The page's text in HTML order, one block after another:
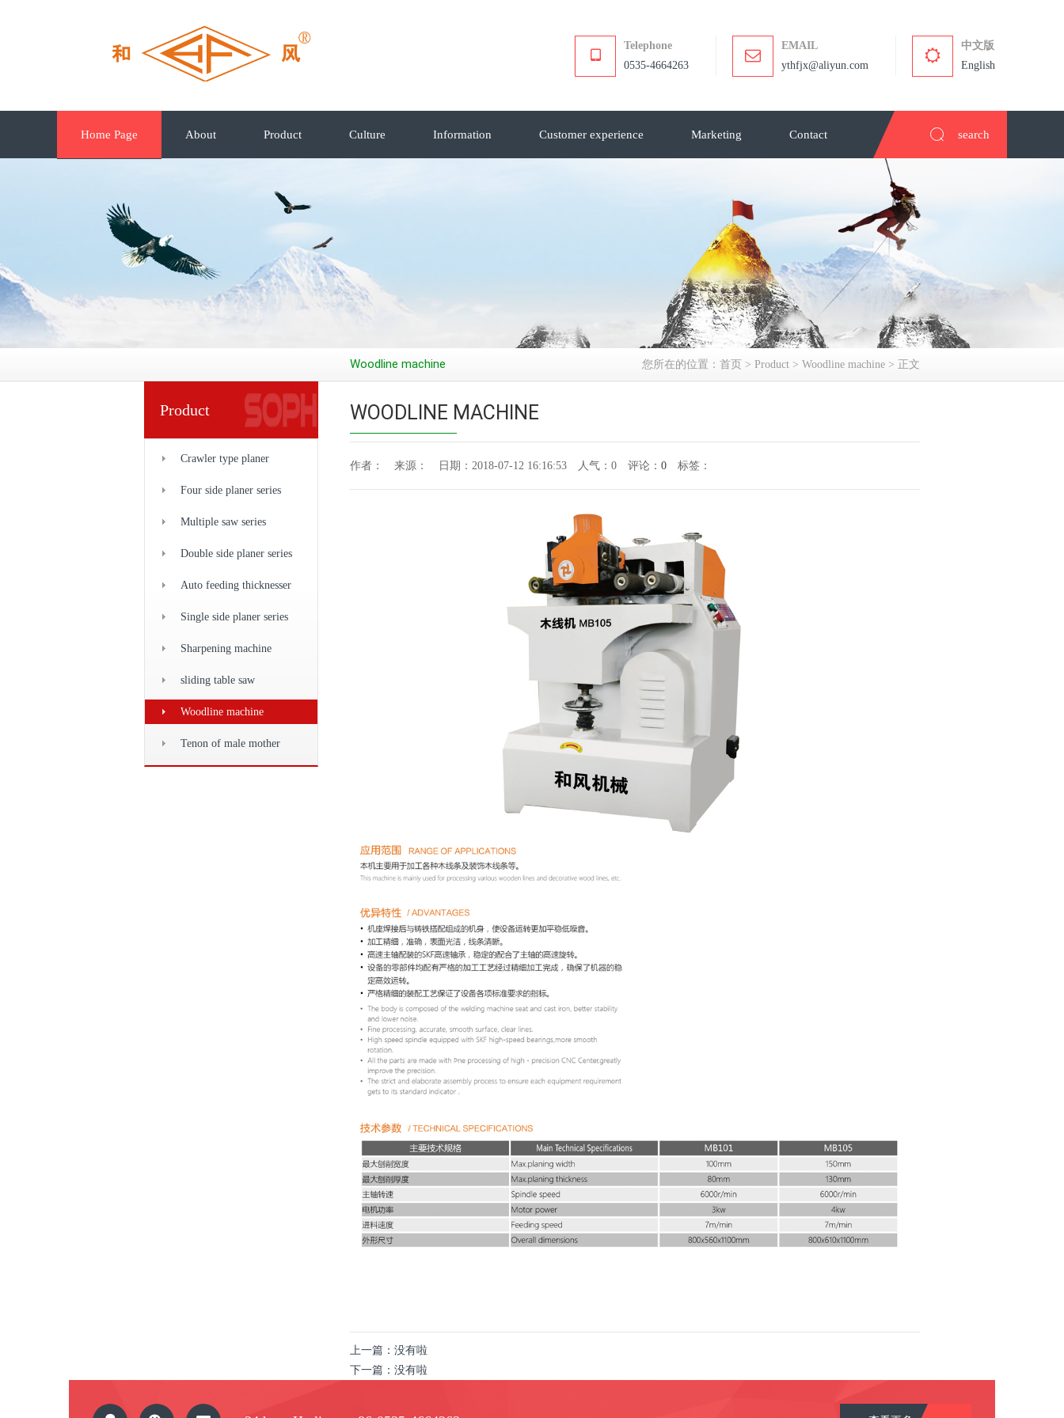
Telephone
0535-4664263
EMAIL
ythfjx@aliyun.com
中文版
English
Home Page About Product Culture Information Customer experience Marketing Contact search
Product
Crawler type planer
Four side planer series
Multiple saw series
Double side planer series
Auto feeding thicknesser
Single side planer series
Sharpening machine
sliding table saw
Woodline machine
Tenon of male mother
您所在的位置： 首页 > Product > Woodline machine > 正文
Woodline machine
WOODLINE MACHINE
作者： 来源： 日期：2018-07-12 16:16:53 人气： 0 评论： 0 标签：
上一篇： 没有啦
下一篇： 没有啦